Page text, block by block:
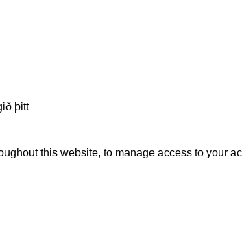
þitt
this website, to manage access to your